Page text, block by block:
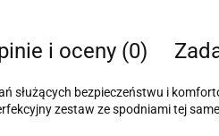
i oceny (0)
służących bezpieczeństwu i
zestaw ze spodniami tej